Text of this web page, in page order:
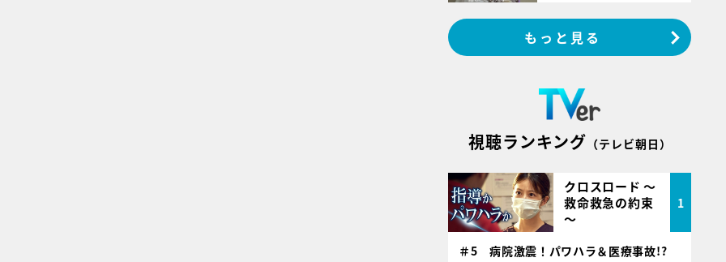
もっと見る
視聴ランキング （テレビ朝日）
クロスロード ～
救命救急の約束
～
1
＃5 病院激震！パワハラ＆医療事故!?